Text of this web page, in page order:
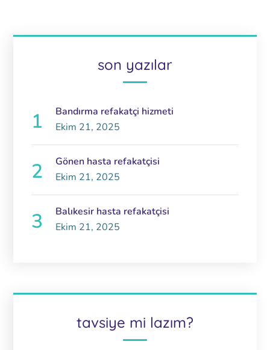
son yazılar
Bandırma refakatçi hizmeti
Ekim 21, 2025
Gönen hasta refakatçisi
Ekim 21, 2025
Balıkesir hasta refakatçisi
Ekim 21, 2025
tavsiye mi lazım?